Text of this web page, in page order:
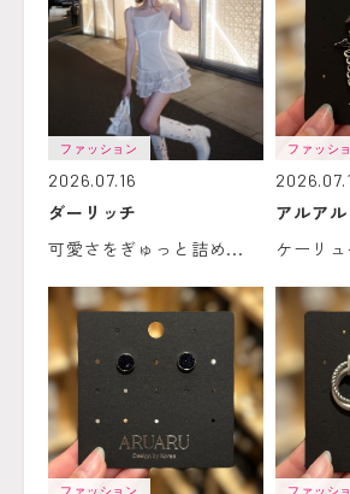
ファッション
2026.07.16
ダーリッチ
可愛さをぎゅっと詰め...
ファッシ
アルアル
ケーリ
ファッション ファッシ